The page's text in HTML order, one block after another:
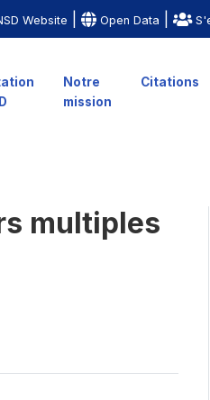
Website | Open Data |
Notre
mission
Citations
multiples